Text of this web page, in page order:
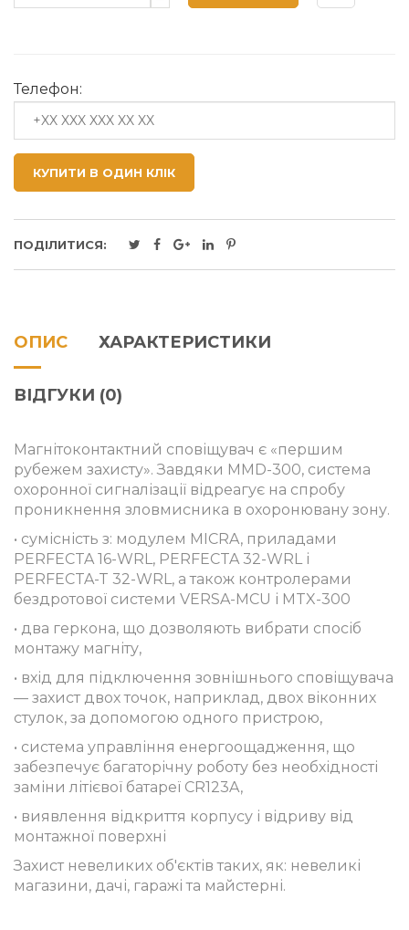
Телефон:
КУПИТИ В ОДИН КЛІК
ПОДІЛИТИСЯ:
ОПИС ХАРАКТЕРИСТИКИ
ВІДГУКИ (0)
Магнітоконтактний сповіщувач є «першим
рубежем захисту». Завдяки MMD-300, система
охоронної сигналізації відреагує на спробу
проникнення зловмисника в охоронювану зону.
• сумісність з: модулем MICRA, приладами
PERFECTA 16-WRL, PERFECTA 32-WRL і
PERFECTA-T 32-WRL, а також контролерами
бездротової системи VERSA-MCU і MTX-300
• два геркона, що дозволяють вибрати спосіб
монтажу магніту,
• вхід для підключення зовнішнього сповіщувача
— захист двох точок, наприклад, двох віконних
стулок, за допомогою одного пристрою,
• система управління енергоощадження, що
забезпечує багаторічну роботу без необхідності
заміни літієвої батареї CR123A,
• виявлення відкриття корпусу і відриву від
монтажної поверхні
Захист невеликих об'єктів таких, як: невеликі
магазини, дачі, гаражі та майстерні.